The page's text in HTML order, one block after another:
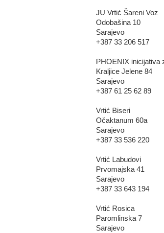
JU Vrtić Šareni Voz
Odobašina 10
Sarajevo
+387 33 206 517
PHOENIX inicijativa
Kraljice Jelene 84
Sarajevo
+387 61 25 62 89
Vrtić Biseri
Očaktanum 60a
Sarajevo
+387 33 536 220
Vrtić Labudovi
Prvomajska 41
Sarajevo
+387 33 643 194
Vrtić Rosica
Paromlinska 7
Sarajevo